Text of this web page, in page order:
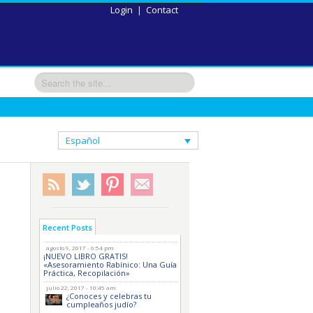
Contact
|
Login
Español
Recent Posts
agosto 9, 2017 - 6:54 pm
¡NUEVO LIBRO GRATIS!
«Asesoramiento Rabínico: Una Guía
Práctica, Recopilación»
julio 22, 2017 - 10:45 am
¿Conoces y celebras tu
cumpleaños judío?